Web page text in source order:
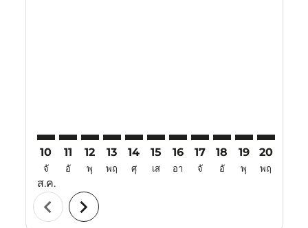
10
จั
ส.ค.
11
อั
12
พุ
13
พฤ
14
ศุ
15
เส
16
อา
17
จั
18
อั
19
พุ
20
พฤ
chevron_left chevron_right